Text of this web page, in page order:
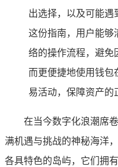
出选择，以及可能遇
这份指南，用户能够
络的操作流程，避免
而更便捷地使用钱包
易活动，保障资产的
在当今数字化浪潮席
满机遇与挑战的神秘海洋
各具特色的岛屿，它们拥